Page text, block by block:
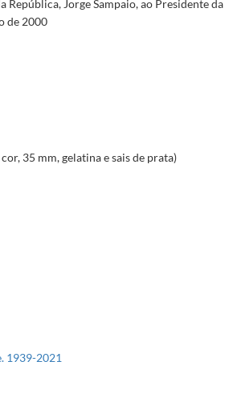
homenageado como Cidadão Honorário de São
Jorge Sampaio, ao Presidente
de 2000
35 mm, gelatina e sais de prata)
1939-2021